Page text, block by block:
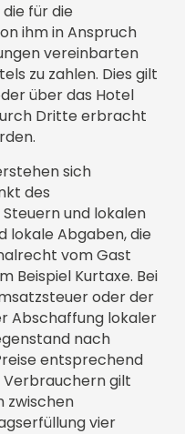
für die
ihm in Anspruch
vereinbarten
zu zahlen. Dies gilt
über das Hotel
Dritte erbracht
sich
des
und lokalen
lokale Abgaben, die
vom Gast
Beispiel Kurtaxe. Bei
oder der
Abschaffung lokaler
nach
entsprechend
gilt
zwischen
vier